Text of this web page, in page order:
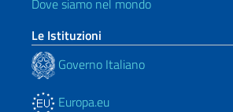
Dove siamo nel mondo
Le Istituzioni
Governo Italiano
Europa.eu